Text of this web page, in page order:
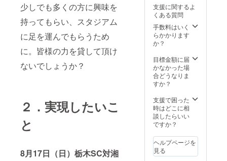
少しでも多くの方に興味を
持ってもらい、スタジアム
に足を運んでもらうため
に。皆様の力を貸して頂け
ないでしょうか？
２．実現したいこ
と
8月17日（日）栃木SC対湘
支援に関するよ
くある質問
手数料はいく
らかかります
か？
目標金額に届
かなかった場
合どうなりま
すか？
支援で困った
時はどこに相
談したらいい
ですか？
ヘルプページを
見る